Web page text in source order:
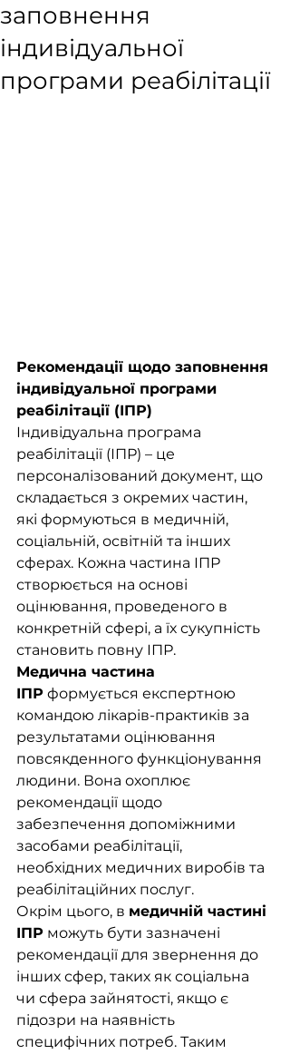
заповнення
індивідуальної
програми реабілітації
Рекомендації щодо заповнення
індивідуальної програми
реабілітації (ІПР)
Індивідуальна програма
реабілітації (ІПР) – це
персоналізований документ, що
складається з окремих частин,
які формуються в медичній,
соціальній, освітній та інших
сферах. Кожна частина ІПР
створюється на основі
оцінювання, проведеного в
конкретній сфері, а їх сукупність
становить повну ІПР.
Медична частина
ІПР формується експертною
командою лікарів-практиків за
результатами оцінювання
повсякденного функціонування
людини. Вона охоплює
рекомендації щодо
забезпечення допоміжними
засобами реабілітації,
необхідних медичних виробів та
реабілітаційних послуг.
Окрім цього, в медичній частині
ІПР можуть бути зазначені
рекомендації для звернення до
інших сфер, таких як соціальна
чи сфера зайнятості, якщо є
підозри на наявність
специфічних потреб. Таким